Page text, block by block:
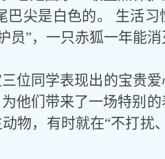
尖是白色的。 生活
”，一只赤狐一年能
位同学表现出的宝贵爱
他们带来了一场特别
物，有时就在“不打扰